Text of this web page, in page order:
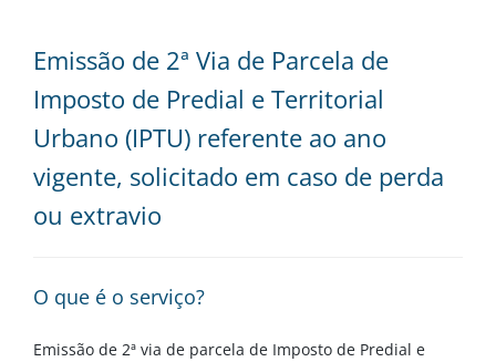
Emissão de 2ª Via de Parcela de
Imposto de Predial e Territorial
Urbano (IPTU) referente ao ano
vigente, solicitado em caso de perda
ou extravio
O que é o serviço?
Emissão de 2ª via de parcela de Imposto de Predial e